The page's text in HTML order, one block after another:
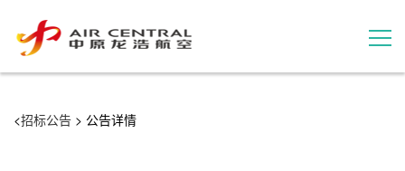
<招标公告 > 公告详情